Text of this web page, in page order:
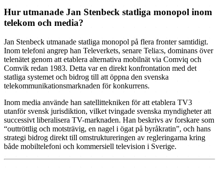
Hur utmanade Jan Stenbeck statliga monopol inom
telekom och media?
Jan Stenbeck utmanade statliga monopol på flera fronter samtidigt.
Inom telefoni angrep han Televerkets, senare Telia:s, dominans över
telenätet genom att etablera alternativa mobilnät via Comviq och
Comvik redan 1983. Detta var en direkt konfrontation med det
statliga systemet och bidrog till att öppna den svenska
telekommunikationsmarknaden för konkurrens.
Inom media använde han satellittekniken för att etablera TV3
utanför svensk jurisdiktion, vilket tvingade svenska myndigheter att
successivt liberalisera TV-marknaden. Han beskrivs av forskare som
“outtröttlig och motsträvig, en nagel i ögat på byråkratin”, och hans
strategi bidrog direkt till omstruktureringen av regleringarna kring
både mobiltelefoni och kommersiell television i Sverige.